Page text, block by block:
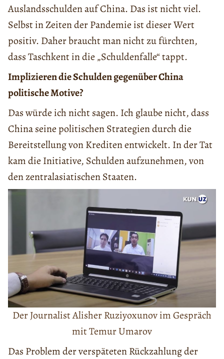
Auslandsschulden auf China. Das ist nicht viel.
Selbst in Zeiten der Pandemie ist dieser Wert
positiv. Daher braucht man nicht zu fürchten,
dass Taschkent in die „Schuldenfalle“ tappt.
Implizieren die Schulden gegenüber China
politische Motive?
Das würde ich nicht sagen. Ich glaube nicht, dass
China seine politischen Strategien durch die
Bereitstellung von Krediten entwickelt. In der Tat
kam die Initiative, Schulden aufzunehmen, von
den zentralasiatischen Staaten.
Der Journalist Alisher Ruziyoxunov im Gespräch
mit Temur Umarov
Das Problem der verspäteten Rückzahlung der